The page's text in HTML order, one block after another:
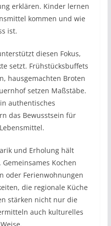
erklären. Kinder lernen
kommen und wie
ist.
diesen Fokus,
setzt. Frühstücksbuffets
hausgemachten Broten
setzen Maßstäbe.
authentisches
das Bewusstsein für
und Erholung hält
Kochen
oder Ferienwohnungen
die regionale Küche
stärken nicht nur die
auch kulturelles